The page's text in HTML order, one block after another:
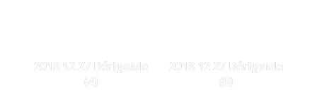
2018 12 27 Bérigoule
(4)
2018 12 27 Bérigoule
(6)